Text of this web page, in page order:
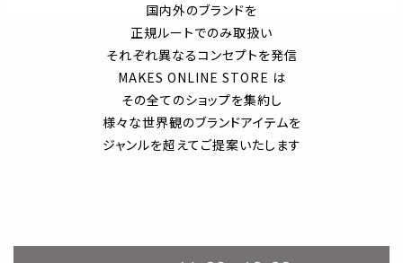
国内外のブランドを
正規ルートでのみ取扱い
それぞれ異なるコンセプトを発信
MAKES ONLINE STORE は
その全てのショップを集約し
様々な世界観のブランドアイテムを
ジャンルを超えてご提案いたします